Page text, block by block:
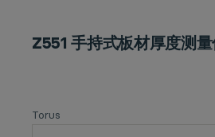
Z551 手持式板材厚度测量
Torus